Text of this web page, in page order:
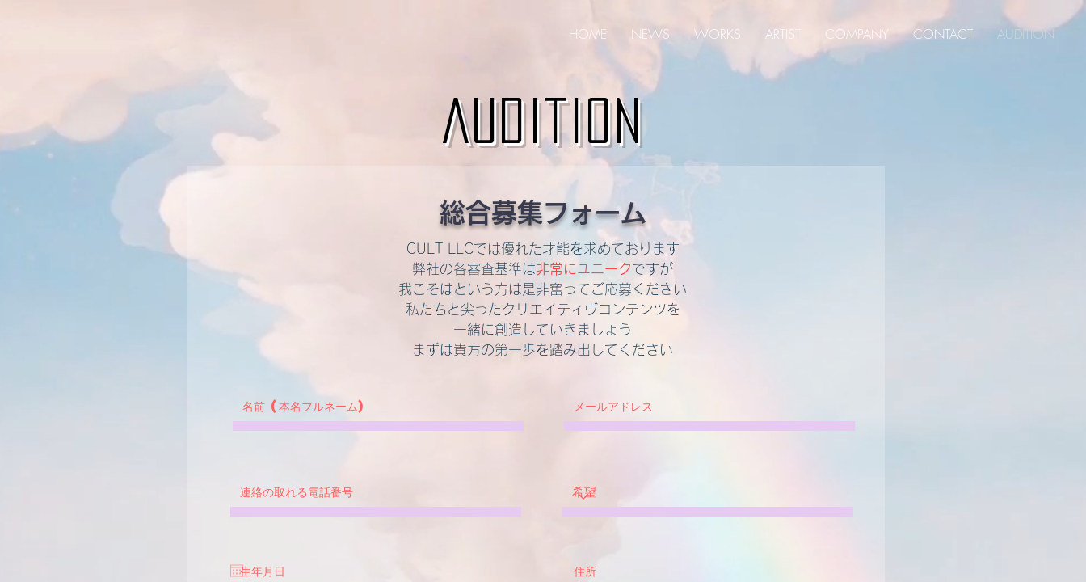
HOME NEWS WORKS ARTIST COMPANY CONTACT AUDITION
AUDITION
​総合募集フォーム
CULT LLCでは優れた才能を求めております
弊社の各審査基準は非常にユニークですが
​我こそはという方は是非奮ってご応募ください
私たちと尖ったクリエイティヴコンテンツを
一緒に創造していきましょう
​まずは貴方の第一歩を踏み出してください